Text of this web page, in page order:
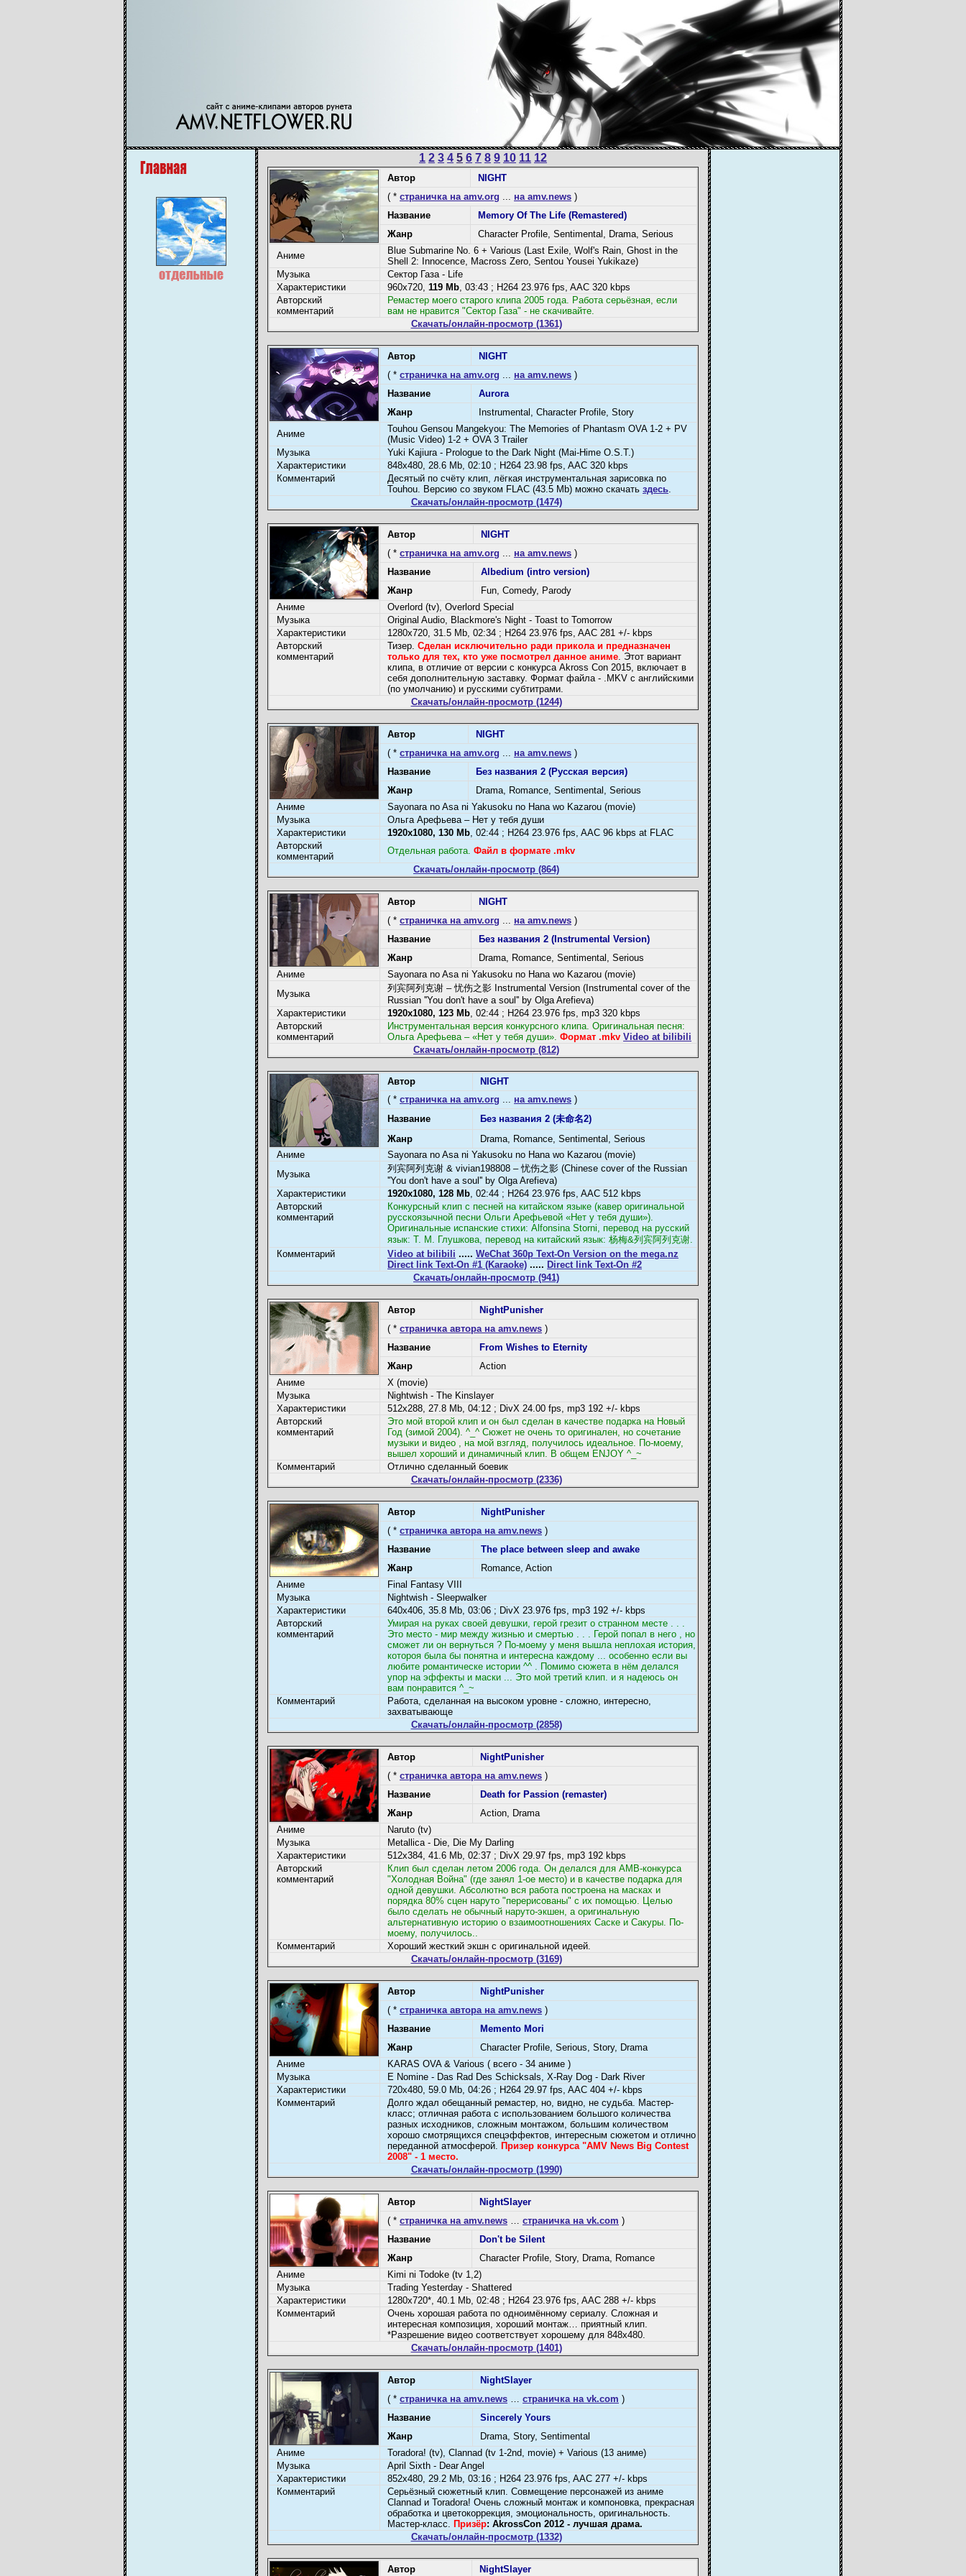
1 2 3 4 5 6 7 8 9 10 11 12
Автор
NIGHT
( * страничка на amv.org ... на amv.news )
Название
Memory Of The Life (Remastered)
Жанр
Character Profile, Sentimental, Drama, Serious
Аниме
Blue Submarine No. 6 + Various (Last Exile, Wolf's Rain, Ghost in the
Shell 2: Innocence, Macross Zero, Sentou Yousei Yukikaze)
Музыка
Сектор Газа - Life
Характеристики
960x720, 119 Mb, 03:43 ; H264 23.976 fps, AAC 320 kbps
Авторский
комментарий
Ремастер моего старого клипа 2005 года. Работа серьёзная, если
вам не нравится "Сектор Газа" - не скачивайте.
Скачать/онлайн-просмотр (1361)
Автор
NIGHT
( * страничка на amv.org ... на amv.news )
Название
Aurora
Жанр
Instrumental, Character Profile, Story
Аниме
Touhou Gensou Mangekyou: The Memories of Phantasm OVA 1-2 + PV
(Music Video) 1-2 + OVA 3 Trailer
Музыка
Yuki Kajiura - Prologue to the Dark Night (Mai-Hime O.S.T.)
Характеристики
848x480, 28.6 Mb, 02:10 ; H264 23.98 fps, AAC 320 kbps
Комментарий
Десятый по счёту клип, лёгкая инструментальная зарисовка по
Touhou. Версию со звуком FLAC (43.5 Mb) можно скачать здесь.
Скачать/онлайн-просмотр (1474)
Автор
NIGHT
( * страничка на amv.org ... на amv.news )
Название
Albedium (intro version)
Жанр
Fun, Comedy, Parody
Аниме
Overlord (tv), Overlord Special
Музыка
Original Audio, Blackmore's Night - Toast to Tomorrow
Характеристики
1280x720, 31.5 Mb, 02:34 ; H264 23.976 fps, AAC 281 +/- kbps
Авторский
комментарий
Тизер. Сделан исключительно ради прикола и предназначен
только для тех, кто уже посмотрел данное аниме. Этот вариант
клипа, в отличие от версии с конкурса Akross Con 2015, включает в
себя дополнительную заставку. Формат файла - .MKV с английскими
(по умолчанию) и русскими субтитрами.
Скачать/онлайн-просмотр (1244)
Автор
NIGHT
( * страничка на amv.org ... на amv.news )
Название
Без названия 2 (Русская версия)
Жанр
Drama, Romance, Sentimental, Serious
Аниме
Sayonara no Asa ni Yakusoku no Hana wo Kazarou (movie)
Музыка
Ольга Арефьева – Нет у тебя души
Характеристики
1920x1080, 130 Mb, 02:44 ; H264 23.976 fps, AAC 96 kbps at FLAC
Авторский
комментарий
Отдельная работа. Файл в формате .mkv
Скачать/онлайн-просмотр (864)
Автор
NIGHT
( * страничка на amv.org ... на amv.news )
Название
Без названия 2 (Instrumental Version)
Жанр
Drama, Romance, Sentimental, Serious
Аниме
Sayonara no Asa ni Yakusoku no Hana wo Kazarou (movie)
Музыка
列宾阿列克谢 – 忧伤之影 Instrumental Version (Instrumental cover of the
Russian ''You don't have a soul'' by Olga Arefieva)
Характеристики
1920x1080, 123 Mb, 02:44 ; H264 23.976 fps, mp3 320 kbps
Авторский
комментарий
Инструментальная версия конкурсного клипа. Оригинальная песня:
Ольга Арефьева – «Нет у тебя души». Формат .mkv Video at bilibili
Скачать/онлайн-просмотр (812)
Автор
NIGHT
( * страничка на amv.org ... на amv.news )
Название
Без названия 2 (未命名2)
Жанр
Drama, Romance, Sentimental, Serious
Аниме
Sayonara no Asa ni Yakusoku no Hana wo Kazarou (movie)
Музыка
列宾阿列克谢 & vivian198808 – 忧伤之影 (Chinese cover of the Russian
''You don't have a soul'' by Olga Arefieva)
Характеристики
1920x1080, 128 Mb, 02:44 ; H264 23.976 fps, AAC 512 kbps
Авторский
комментарий
Конкурсный клип с песней на китайском языке (кавер оригинальной
русскоязычной песни Ольги Арефьевой «Нет у тебя души»).
Оригинальные испанские стихи: Alfonsina Storni, перевод на русский
язык: Т. М. Глушкова, перевод на китайский язык: 杨梅&列宾阿列克谢.
Комментарий
Video at bilibili ..... WeChat 360p Text-On Version on the mega.nz
Direct link Text-On #1 (Karaoke) ..... Direct link Text-On #2
Скачать/онлайн-просмотр (941)
Автор
NightPunisher
( * страничка автора на amv.news )
Название
From Wishes to Eternity
Жанр
Action
Аниме
X (movie)
Музыка
Nightwish - The Kinslayer
Характеристики
512x288, 27.8 Mb, 04:12 ; DivX 24.00 fps, mp3 192 +/- kbps
Авторский
комментарий
Это мой второй клип и он был сделан в качестве подарка на Новый
Год (зимой 2004). ^_^ Сюжет не очень то оригинален, но сочетание
музыки и видео , на мой взгляд, получилось идеальное. По-моему,
вышел хороший и динамичный клип. В общем ENJOY ^_~
Комментарий
Отлично сделанный боевик
Скачать/онлайн-просмотр (2336)
Автор
NightPunisher
( * страничка автора на amv.news )
Название
The place between sleep and awake
Жанр
Romance, Action
Аниме
Final Fantasy VIII
Музыка
Nightwish - Sleepwalker
Характеристики
640x406, 35.8 Mb, 03:06 ; DivX 23.976 fps, mp3 192 +/- kbps
Авторский
комментарий
Умирая на руках своей девушки, герой грезит о странном месте . . .
Это место - мир между жизнью и смертью . . . Герой попал в него , но
сможет ли он вернуться ? По-моему у меня вышла неплохая история,
котороя была бы понятна и интересна каждому ... особенно если вы
любите романтическе истории ^^ . Помимо сюжета в нём делался
упор на эффекты и маски ... Это мой третий клип. и я надеюсь он
вам понравится ^_~
Комментарий
Работа, сделанная на высоком уровне - сложно, интересно,
захватывающе
Скачать/онлайн-просмотр (2858)
Автор
NightPunisher
( * страничка автора на amv.news )
Название
Death for Passion (remaster)
Жанр
Action, Drama
Аниме
Naruto (tv)
Музыка
Metallica - Die, Die My Darling
Характеристики
512x384, 41.6 Mb, 02:37 ; DivX 29.97 fps, mp3 192 kbps
Авторский
комментарий
Клип был сделан летом 2006 года. Он делался для АМВ-конкурса
"Холодная Война" (где занял 1-ое место) и в качестве подарка для
одной девушки. Абсолютно вся работа построена на масках и
порядка 80% сцен наруто "перерисованы" с их помощью. Целью
было сделать не обычный наруто-экшен, а оригинальную
альтернативную историю о взаимоотношениях Саске и Сакуры. По-
моему, получилось..
Комментарий
Хороший жесткий экшн с оригинальной идеей.
Скачать/онлайн-просмотр (3169)
Автор
NightPunisher
( * страничка автора на amv.news )
Название
Memento Mori
Жанр
Character Profile, Serious, Story, Drama
Аниме
KARAS OVA & Various ( всего - 34 аниме )
Музыка
E Nomine - Das Rad Des Schicksals, X-Ray Dog - Dark River
Характеристики
720x480, 59.0 Mb, 04:26 ; H264 29.97 fps, AAC 404 +/- kbps
Комментарий
Долго ждал обещанный ремастер, но, видно, не судьба. Мастер-
класс; отличная работа с использованием большого количества
разных исходников, сложным монтажом, большим количеством
хорошо смотрящихся спецэффектов, интересным сюжетом и отлично
переданной атмосферой. Призер конкурсa "AMV News Big Contest
2008" - 1 место.
Скачать/онлайн-просмотр (1990)
Автор
NightSlayer
( * страничка на amv.news … страничка на vk.com )
Название
Don't be Silent
Жанр
Character Profile, Story, Drama, Romance
Аниме
Kimi ni Todoke (tv 1,2)
Музыка
Trading Yesterday - Shattered
Характеристики
1280x720*, 40.1 Mb, 02:48 ; H264 23.976 fps, AAC 288 +/- kbps
Комментарий
Очень хорошая работа по одноимённому сериалу. Сложная и
интересная композиция, хороший монтаж… приятный клип.
*Разрешение видео соответствует хорошему для 848х480.
Скачать/онлайн-просмотр (1401)
Автор
NightSlayer
( * страничка на amv.news … страничка на vk.com )
Название
Sincerely Yours
Жанр
Drama, Story, Sentimental
Аниме
Toradora! (tv), Clannad (tv 1-2nd, movie) + Various (13 аниме)
Музыка
April Sixth - Dear Angel
Характеристики
852x480, 29.2 Mb, 03:16 ; H264 23.976 fps, AAC 277 +/- kbps
Комментарий
Серьёзный сюжетный клип. Совмещение персонажей из аниме
Clannad и Toradora! Очень сложный монтаж и компоновка, прекрасная
обработка и цветокоррекция, эмоциональность, оригинальность.
Мастер-класс. Призёр: AkrossCon 2012 - лучшая драма.
Скачать/онлайн-просмотр (1332)
Автор NightSlayer